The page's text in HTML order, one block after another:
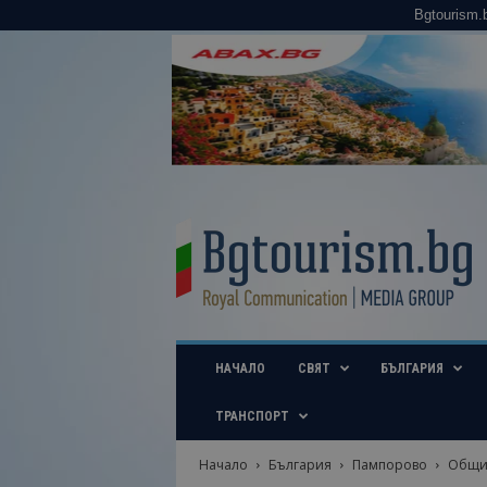
u
i
b
НАЧАЛО СВЯТ БЪЛГАРИЯ
ТРАНСПОРТ
Начало България Пампорово